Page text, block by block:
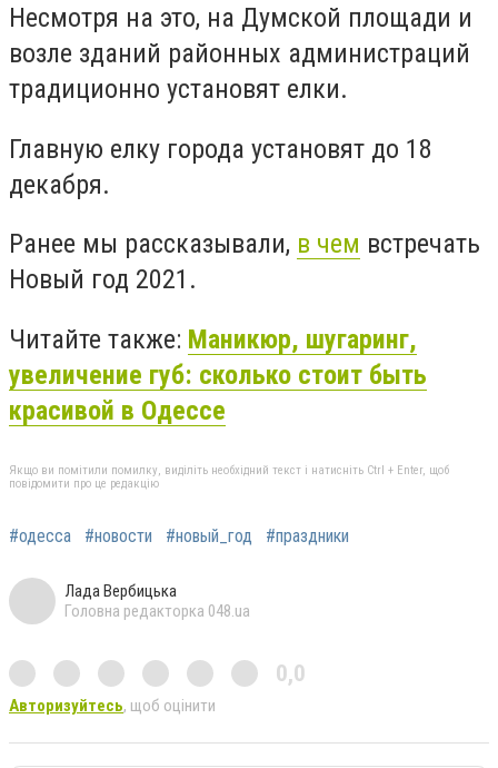
Несмотря на это, на Думской площади и
возле зданий районных администраций
традиционно установят елки.
Главную елку города установят до 18
декабря.
Ранее мы рассказывали, в чем встречать
Новый год 2021.
Читайте также: Маникюр, шугаринг,
увеличение губ: сколько стоит быть
красивой в Одессе
Якщо ви помітили помилку, виділіть необхідний текст і натисніть Ctrl + Enter, щоб
повідомити про це редакцію
#одесса #новости #новый_год #праздники
Лада Вербицька
Головна редакторка 048.ua
0,0
Авторизуйтесь, щоб оцінити